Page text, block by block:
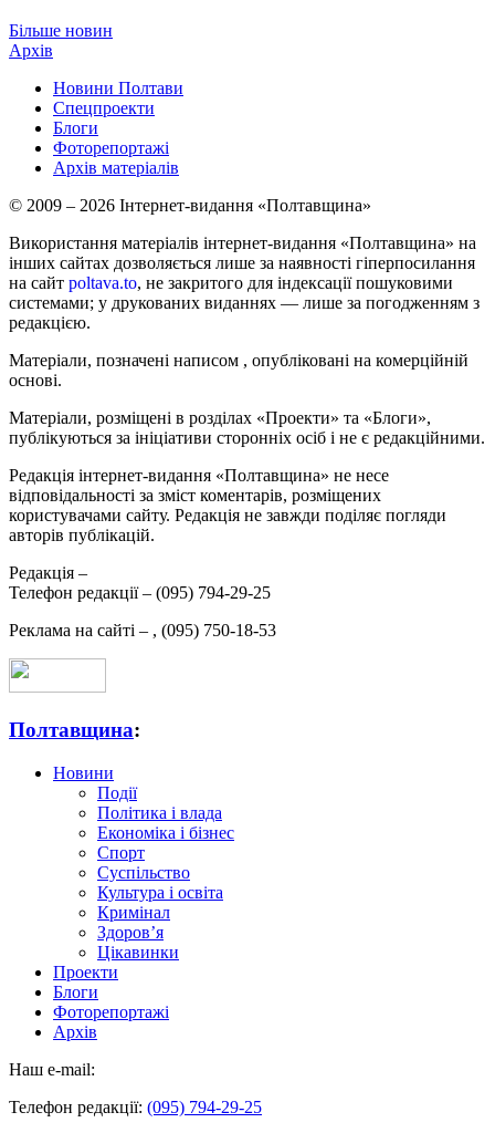
Більше новин
Архів
Новини Полтави
Спецпроекти
Блоги
Фоторепортажі
Архів матеріалів
© 2009 – 2026 Інтернет-видання «Полтавщина»
Використання матеріалів інтернет-видання «Полтавщина» на
інших сайтах дозволяється лише за наявності гіперпосилання
на сайт poltava.to, не закритого для індексації пошуковими
системами; у друкованих виданнях — лише за погодженням з
редакцією.
Матеріали, позначені написом , опубліковані на комерційній
основі.
Матеріали, розміщені в розділах «Проекти» та «Блоги»,
публікуються за ініціативи сторонніх осіб і не є редакційними.
Редакція інтернет-видання «Полтавщина» не несе
відповідальності за зміст коментарів, розміщених
користувачами сайту. Редакція не завжди поділяє погляди
авторів публікацій.
Редакція –
Телефон редакції – (095) 794-29-25
Реклама на сайті – , (095) 750-18-53
Полтавщина:
Новини
Події
Політика і влада
Економіка і бізнес
Спорт
Суспільство
Культура і освіта
Кримінал
Здоров’я
Цікавинки
Проекти
Блоги
Фоторепортажі
Архів
Наш e-mail:
Телефон редакції: (095) 794-29-25